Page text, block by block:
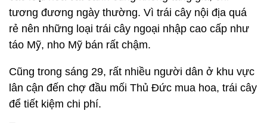
tương đương ngày thường. Vì trái cây nội địa quá
rẻ nên những loại trái cây ngoại nhập cao cấp như
táo Mỹ, nho Mỹ bán rất chậm.
Cũng trong sáng 29, rất nhiều người dân ở khu vực
lân cận đến chợ đầu mối Thủ Đức mua hoa, trái cây
để tiết kiệm chi phí.